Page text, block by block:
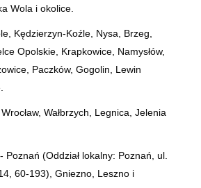
Wola i okolice.
Kędzierzyn-Koźle, Nysa, Brzeg,
Opolskie, Krapkowice, Namysłów,
Paczków, Gogolin, Lewin
Wałbrzych, Legnica, Jelenia
Poznań (Oddział lokalny: Poznań, ul.
60-193) , Gniezno, Leszno i